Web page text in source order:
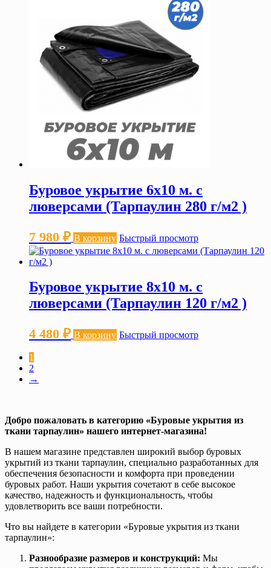
Буровое укрытие 6х10 м. с
люверсами (Тарпаулин 280 г/м2 )
7 980 ₽ В корзину Быстрый просмотр
Буровое укрытие 8х10 м. с
люверсами (Тарпаулин 120 г/м2 )
4 480 ₽ В корзину Быстрый просмотр
1
2
→
Добро пожаловать в категорию «Буровые укрытия из
ткани тарпаулин» нашего интернет-магазина!
В нашем магазине представлен широкий выбор буровых
укрытий из ткани тарпаулин, специально разработанных для
обеспечения безопасности и комфорта при проведении
буровых работ. Наши укрытия сочетают в себе высокое
качество, надежность и функциональность, чтобы
удовлетворить все ваши потребности.
Что вы найдете в категории «Буровые укрытия из ткани
тарпаулин»:
Разнообразие размеров и конструкций: Мы